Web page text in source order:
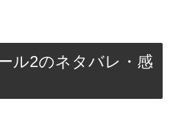
ル2のネタバレ・感